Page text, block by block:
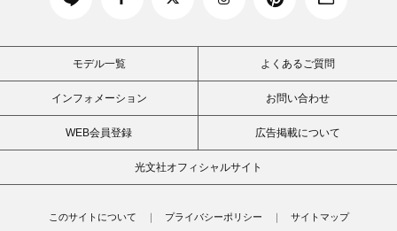
モデル一覧 よくあるご質問
インフォメーション お問い合わせ
WEB会員登録 広告掲載について
光文社オフィシャルサイト
このサイトについて プライバシーポリシー サイトマップ